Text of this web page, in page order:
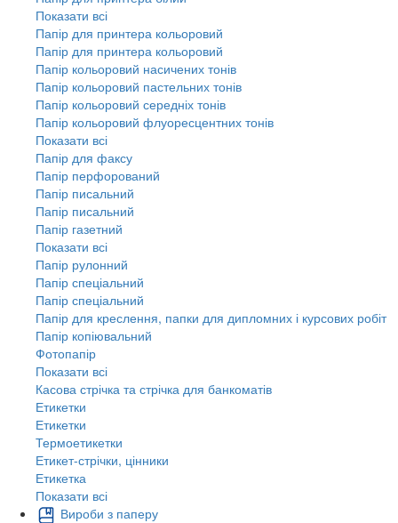
Показати всі
Папір для принтера кольоровий
Папір для принтера кольоровий
Папір кольоровий насичених тонів
Папір кольоровий пастельних тонів
Папір кольоровий середніх тонів
Папір кольоровий флуоресцентних тонів
Показати всі
Папір для факсу
Папір перфорований
Папір писальний
Папір писальний
Папір газетний
Показати всі
Папір рулонний
Папір спеціальний
Папір спеціальний
Папір для креслення, папки для дипломних і курсових робіт
Папір копіювальний
Фотопапір
Показати всі
Касова стрічка та стрічка для банкоматів
Етикетки
Етикетки
Термоетикетки
Етикет-стрічки, цінники
Етикетка
Показати всі
Вироби з паперу